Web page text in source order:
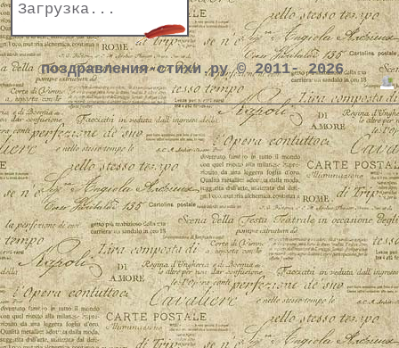
Загрузка...
поздравления-стихи.ру © 2011- 2026